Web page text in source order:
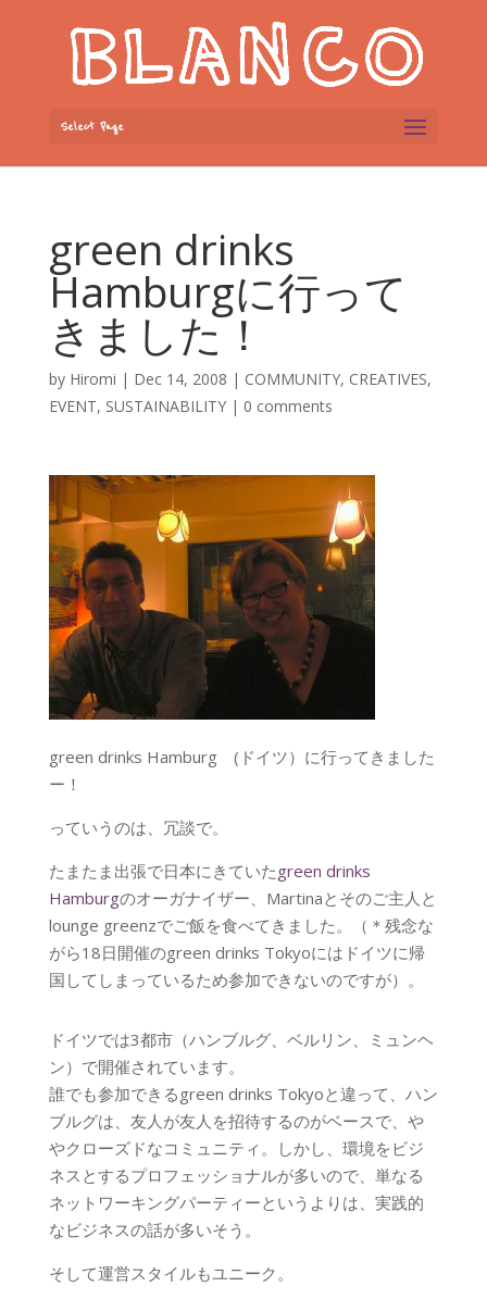
Select Page
green drinks
Hamburgに行って
きました！
by Hiromi | Dec 14, 2008 | COMMUNITY, CREATIVES,
EVENT, SUSTAINABILITY| 0 comments
green drinks Hamburg (ドイツ）に行ってきました
ー！
っていうのは、冗談で。
たまたま出張で日本にきていたgreen drinks
Hamburgのオーガナイザー、Martinaとそのご主人と
lounge greenzでご飯を食べてきました。（＊残念な
がら18日開催のgreen drinks Tokyoにはドイツに帰
国してしまっているため参加できないのですが）。
ドイツでは3都市（ハンブルグ、ベルリン、ミュンヘ
ン）で開催されています。
誰でも参加できるgreen drinks Tokyoと違って、ハン
ブルグは、友人が友人を招待するのがベースで、や
やクローズドなコミュニティ。しかし、環境をビジ
ネスとするプロフェッショナルが多いので、単なる
ネットワーキングパーティーというよりは、実践的
なビジネスの話が多いそう。
そして運営スタイルもユニーク。